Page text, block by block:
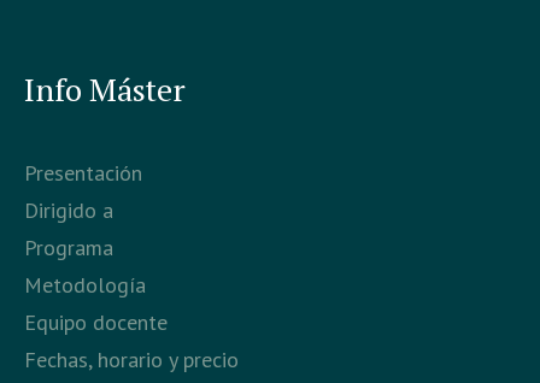
Info Máster
Presentación
Dirigido a
Programa
Metodología
Equipo docente
Fechas, horario y precio